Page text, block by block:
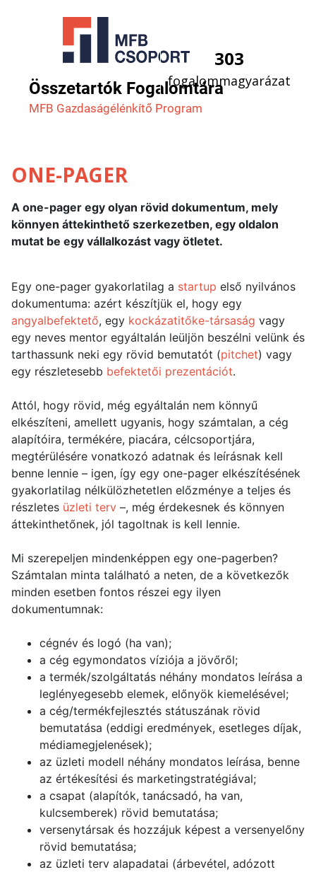
Összetartók Fogalomtára
MFB Gazdaság­élénkítő Program
303
fogalommagyarázat
ONE-PAGER
A one-pager egy olyan rövid dokumentum, mely
könnyen áttekinthető szerkezetben, egy oldalon
mutat be egy vállalkozást vagy ötletet.
Egy one-pager gyakorlatilag a startup első nyilvános
dokumentuma: azért készítjük el, hogy egy
angyalbefektető, egy kockázatitőke-társaság vagy
egy neves mentor egyáltalán leüljön beszélni velünk és
tarthassunk neki egy rövid bemutatót (pitchet) vagy
egy részletesebb befektetői prezentációt.
Attól, hogy rövid, még egyáltalán nem könnyű
elkészíteni, amellett ugyanis, hogy számtalan, a cég
alapítóira, termékére, piacára, célcsoportjára,
megtérülésére vonatkozó adatnak és leírásnak kell
benne lennie – igen, így egy one-pager elkészítésének
gyakorlatilag nélkülözhetetlen előzménye a teljes és
részletes üzleti terv –, még érdekesnek és könnyen
áttekinthetőnek, jól tagoltnak is kell lennie.
Mi szerepeljen mindenképpen egy one-pagerben?
Számtalan minta található a neten, de a következők
minden esetben fontos részei egy ilyen
dokumentumnak:
cégnév és logó (ha van);
a cég egymondatos víziója a jövőről;
a termék/szolgáltatás néhány mondatos leírása a
leglényegesebb elemek, előnyök kiemelésével;
a cég/termékfejlesztés státuszának rövid
bemutatása (eddigi eredmények, esetleges díjak,
médiamegjelenések);
az üzleti modell néhány mondatos leírása, benne
az értékesítési és marketingstratégiával;
a csapat (alapítók, tanácsadó, ha van,
kulcsemberek) rövid bemutatása;
versenytársak és hozzájuk képest a versenyelőny
rövid bemutatása;
az üzleti terv alapadatai (árbevétel, adózott